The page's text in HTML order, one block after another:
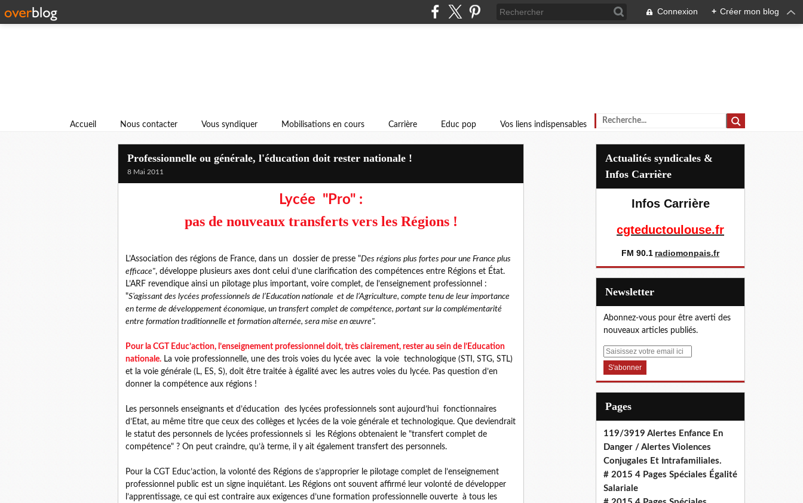
Connexion + Créer mon blog
Accueil Nous contacter Vous syndiquer Mobilisations en cours Carrière Educ pop Vos liens indispensables
Professionnelle ou générale, l'éducation doit rester nationale !
8 Mai 2011
Lycée "Pro" :
pas de nouveaux transferts vers les Régions !
L’Association des régions de France, dans un dossier de presse "Des régions plus fortes pour une France plus
efficace", développe plusieurs axes dont celui d’une clarification des compétences entre Régions et État.
L’ARF revendique ainsi un pilotage plus important, voire complet, de l’enseignement professionnel :
"S’agissant des lycées professionnels de l’Education nationale et de l’Agriculture, compte tenu de leur importance
en terme de développement économique, un transfert complet de compétence, portant sur la complémentarité
entre formation traditionnelle et formation alternée, sera mise en œuvre".
Pour la CGT Educ’action, l’enseignement professionnel doit, très clairement, rester au sein de l’Education
nationale. La voie professionnelle, une des trois voies du lycée avec la voie technologique (STI, STG, STL)
et la voie générale (L, ES, S), doit être traitée à égalité avec les autres voies du lycée. Pas question d’en
donner la compétence aux régions !
Les personnels enseignants et d’éducation des lycées professionnels sont aujourd’hui fonctionnaires
d’Etat, au même titre que ceux des collèges et lycées de la voie générale et technologique. Que deviendrait
le statut des personnels de lycées professionnels si les Régions obtenaient le "transfert complet de
compétence" ? On peut craindre, qu’à terme, il y ait également transfert des personnels.
Pour la CGT Educ’action, la volonté des Régions de s’approprier le pilotage complet de l’enseignement
professionnel public est un signe inquiétant. Les Régions ont souvent affirmé leur volonté de développer
l’apprentissage, ce qui est contraire aux exigences d’une formation professionnelle ouverte à tous les
Actualités syndicales &
Infos Carrière
Infos Carrière
cgteductoulouse.fr
FM 90.1 radiomonpais.fr
Newsletter
Abonnez-vous pour être averti des
nouveaux articles publiés.
E
a
Pages
119/3919 Alertes Enfance En
Danger / Alertes Violences
Conjugales Et Intrafamiliales.
# 2015 4 Pages Spéciales Égalité
Salariale